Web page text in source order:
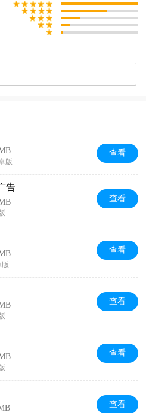
版
查看
告
查看
版
查看
查看
查看
查看